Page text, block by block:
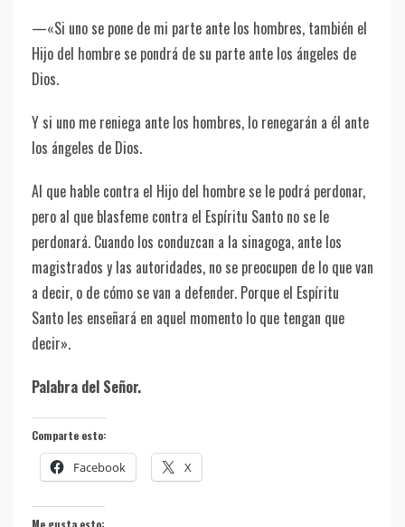
—«Si uno se pone de mi parte ante los hombres, también el
Hijo del hombre se pondrá de su parte ante los ángeles de
Dios.
Y si uno me reniega ante los hombres, lo renegarán a él ante
los ángeles de Dios.
Al que hable contra el Hijo del hombre se le podrá perdonar,
pero al que blasfeme contra el Espíritu Santo no se le
perdonará. Cuando los conduzcan a la sinagoga, ante los
magistrados y las autoridades, no se preocupen de lo que van
a decir, o de cómo se van a defender. Porque el Espíritu
Santo les enseñará en aquel momento lo que tengan que
decir».
Palabra del Señor.
Comparte esto:
Facebook X
Me gusta esto: